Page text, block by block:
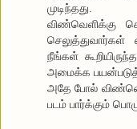
முடிந்தது.
விண்வெளிக்கு
செலுத்துவார்கள்
நீங்கள்
அமைக்க
அதே போல்
படம் பார்க்கும்